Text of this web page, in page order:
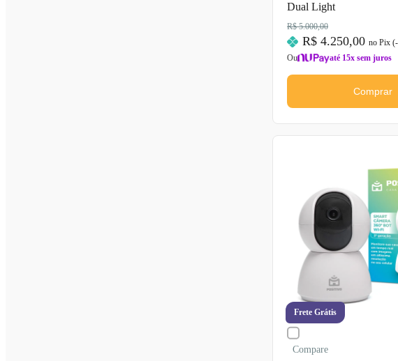
Dual Light
R$ 5.000,00
R$ 4.250,00 no Pix (-
Ou
até 15x sem juros
Comprar
Frete Grátis
Compare